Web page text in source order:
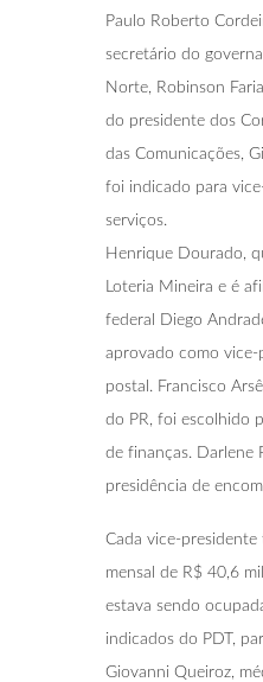
Paulo Roberto
secretário do
Norte, Robinson
do presidente dos
das Comunicações,
foi indicado para
serviços.
Henrique Dourado,
Loteria Mineira e é
federal Diego
aprovado como
postal. Francisco
do PR, foi escolhido
de finanças. Darlene
presidência de
Cada vice-presidente
mensal de R$ 40,6
estava sendo
indicados do PDT,
Giovanni Queiroz,